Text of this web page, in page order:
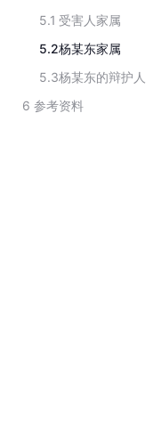
5.1 受害人家属
5.2杨某东家属
5.3杨某东的辩护人
6 参考资料